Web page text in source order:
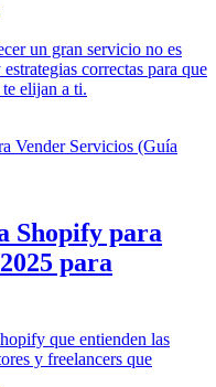
un gran servicio no es
correctas para que
elijan a ti.
Shopify para
para
que entienden las
y freelancers que